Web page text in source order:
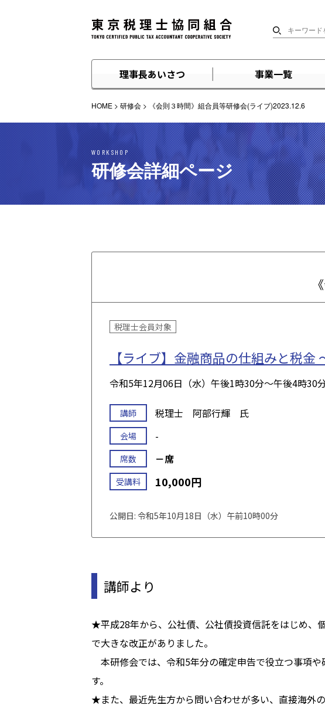
理事長あいさつ 事業一覧
HOME > 研修会 > 《会則３時間》組合員等研修会(ライブ)2023.12.6
WORKSHOP
研修会詳細ページ
税理士会員対象
【ライブ】金融商品の仕組みと税
令和5年12月06日（水） 午後1時30分～午後4時30
講師 税理士 阿部行輝 氏
会場 -
席数 －席
受講料 10,000円
公開日: 令和5年10月18日（水）午前10時00分
講師より
★平成28年から、公社債、公社債投資信託をはじめ、
で大きな改正がありました。
本研修会では、令和5年分の確定申告で役立つ事項
す。
★また、最近先生方から問い合わせが多い、直接海外